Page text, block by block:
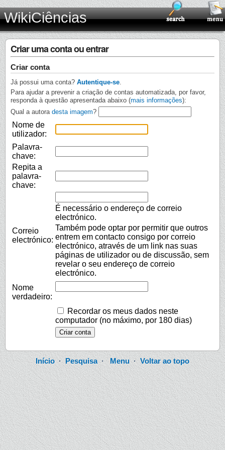
WikiCiências
Criar uma conta ou entrar
Criar conta
Já possui uma conta? Autentique-se
Para ajudar a prevenir a criação de contas automatizada, por favor,
responda à questão apresentada abaixo (mais informações):
Qual a autora desta imagem?
Nome de
utilizador:
Palavra-
chave:
Repita a
palavra-
chave:
Correio
electrónico:
É necessário o endereço de correio
electrónico.
Também pode optar por permitir que outros
entrem em contacto consigo por correio
electrónico, através de um link nas suas
páginas de utilizador ou de discussão, sem
revelar o seu endereço de correio
electrónico.
Nome
verdadeiro:
Recordar os meus dados neste
computador (no máximo, por 180 dias)
Início·Pesquisa· Menu· Voltar ao topo